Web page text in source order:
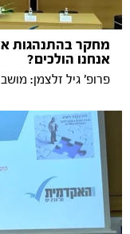
אנחנו הולכים?
פרופ' גיל זלצמן: מושב 1 - הרצאה 1